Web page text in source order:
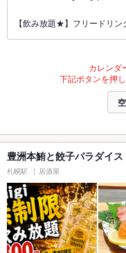
【飲み放題★】フリードリ
カレンダ
下記ボタンを押
豊洲本鮪と餃子パラダイ
札幌駅 居酒屋